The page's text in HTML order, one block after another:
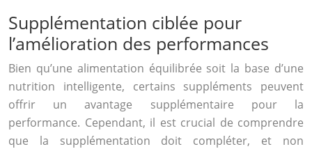
Supplémentation ciblée pour
l’amélioration des performances
Bien qu’une alimentation équilibrée soit la base d’une
nutrition intelligente, certains suppléments peuvent
offrir un avantage supplémentaire pour la
performance. Cependant, il est crucial de comprendre
que la supplémentation doit compléter, et non